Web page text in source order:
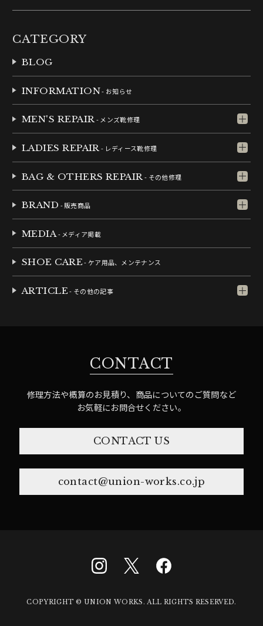
CATEGORY
BLOG
INFORMATION- お知らせ
MEN'S REPAIR- メンズ靴修理
LADIES REPAIR- レディース靴修理
BAG & OTHERS REPAIR - その他修理
BRAND - 販売商品
MEDIA- メディア掲載
SHOE CARE- ケア用品、メンテナンス
ARTICLE- その他の記事
CONTACT
修理方法や概算のお見積り、商品についてのご質問など
お気軽にお問合せください。
CONTACT US
contact@union-works.co.jp
COPYRIGHT © UNION WORKS. ALL RIGHTS RESERVED.